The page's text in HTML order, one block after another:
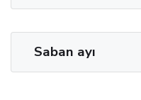
Saban ayı